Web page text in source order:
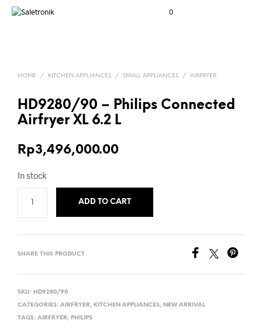
0
HOME / KITCHEN APPLIANCES / SMALL APPLIANCES / AIRFRYER
HD9280/90 – Philips Connected
Airfryer XL 6.2 L
Rp3,496,000.00
In stock
ADD TO CART
SHARE THIS PRODUCT
SKU: HD9280/90
CATEGORIES: AIRFRYER, KITCHEN APPLIANCES, NEW ARRIVAL
TAGS: AIRFRYER, PHILIPS